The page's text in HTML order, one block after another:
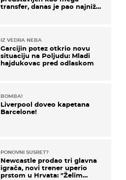
transfer, danas je pao najniže
IZ VEDRA NEBA
Garcijin potez otkrio novu
situaciju na Poljudu: Mladi
hajdukovac pred odlaskom
BOMBA!
Liverpool doveo kapetana
Barcelone!
PONOVNI SUSRET?
Newcastle prodao tri glavna
igrača, novi trener uperio
prstom u Hrvata: "Želim